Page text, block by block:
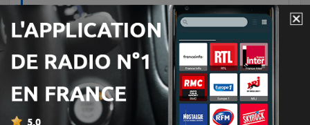
00:57:04 · A apresentadora estabelece uma das
suas 'certezas absolutas' sobre como deve ser
consumida a bola de Berlim na praia.
Épisodes